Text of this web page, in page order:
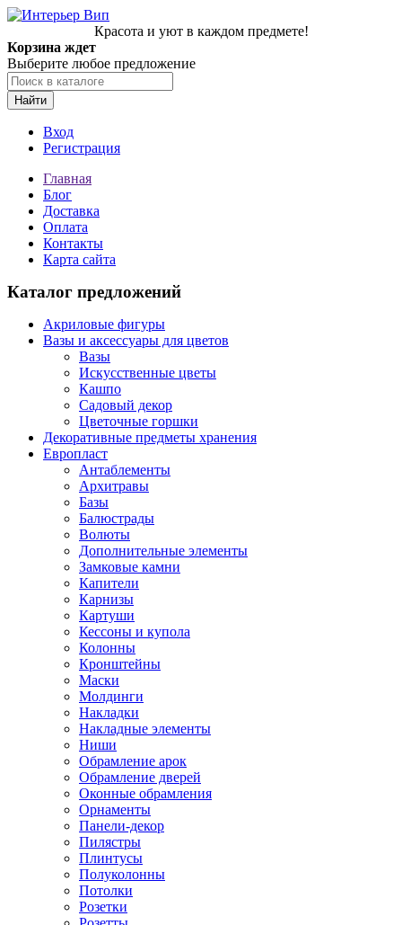
Красота и уют в каждом предмете!
Корзина ждет
Выберите любое предложение
Найти
Вход
Регистрация
Главная
Блог
Доставка
Оплата
Контакты
Карта сайта
Каталог предложений
Акриловые фигуры
Вазы и аксессуары для цветов
Вазы
Искусственные цветы
Кашпо
Садовый декор
Цветочные горшки
Декоративные предметы хранения
Европласт
Антаблементы
Архитравы
Базы
Балюстрады
Волюты
Дополнительные элементы
Замковые камни
Капители
Карнизы
Картуши
Кессоны и купола
Колонны
Кронштейны
Маски
Молдинги
Накладки
Накладные элементы
Ниши
Обрамление арок
Обрамление дверей
Оконные обрамления
Орнаменты
Панели-декор
Пилястры
Плинтусы
Полуколонны
Потолки
Розетки